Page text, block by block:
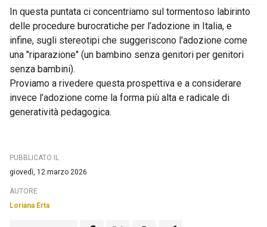
In questa puntata ci concentriamo sul tormentoso labirinto
delle procedure burocratiche per l’adozione in Italia, e
infine, sugli stereotipi che suggeriscono l'adozione come
una "riparazione" (un bambino senza genitori per genitori
senza bambini).
Proviamo a rivedere questa prospettiva e a considerare
invece l’adozione come la forma più alta e radicale di
generatività pedagogica.
PUBBLICATO IL
giovedì, 12 marzo 2026
AUTORE
Loriana Erta